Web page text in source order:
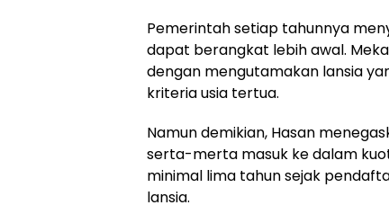
Pemerintah setiap tahunnya
dapat berangkat lebih awal.
dengan mengutamakan lansia
kriteria usia tertua.
Namun demikian, Hasan
serta-merta masuk ke dalam
minimal lima tahun sejak
lansia.